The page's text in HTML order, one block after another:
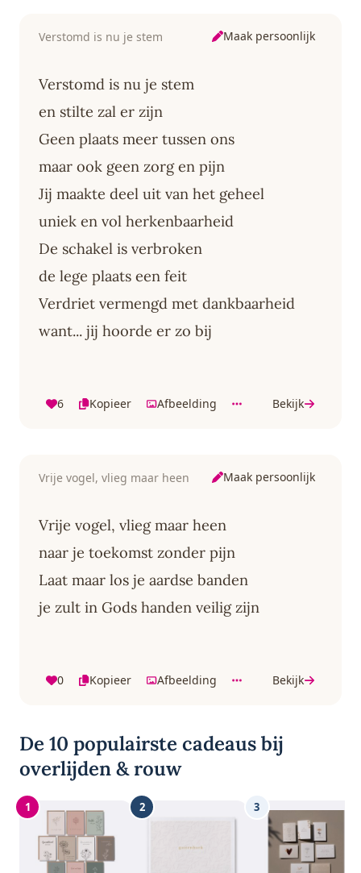
Verstomd is nu je stem Maak persoonlijk
Verstomd is nu je stem
en stilte zal er zijn
Geen plaats meer tussen ons
maar ook geen zorg en pijn
Jij maakte deel uit van het geheel
uniek en vol herkenbaarheid
De schakel is verbroken
de lege plaats een feit
Verdriet vermengd met dankbaarheid
want... jij hoorde er zo bij
6 Kopieer Afbeelding Bekijk
Vrije vogel, vlieg maar heen Maak persoonlijk
Vrije vogel, vlieg maar heen
naar je toekomst zonder pijn
Laat maar los je aardse banden
je zult in Gods handen veilig zijn
0 Kopieer Afbeelding Bekijk
De 10 populairste cadeaus bij
overlijden & rouw
1 2 3